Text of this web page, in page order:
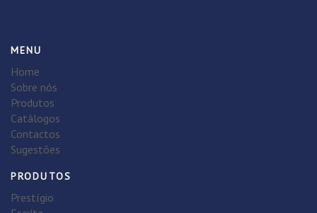
MENU
Home
Sobre nós
Produtos
Catálogos
Contactos
Sugestões
PRODUTOS
Prestígio